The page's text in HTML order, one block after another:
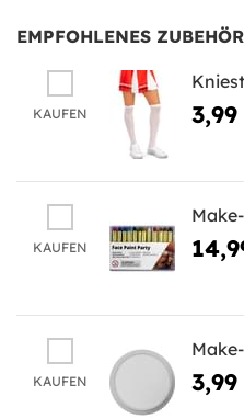
EMPFOHLENES
KAUFEN
KAUFEN
KAUFEN